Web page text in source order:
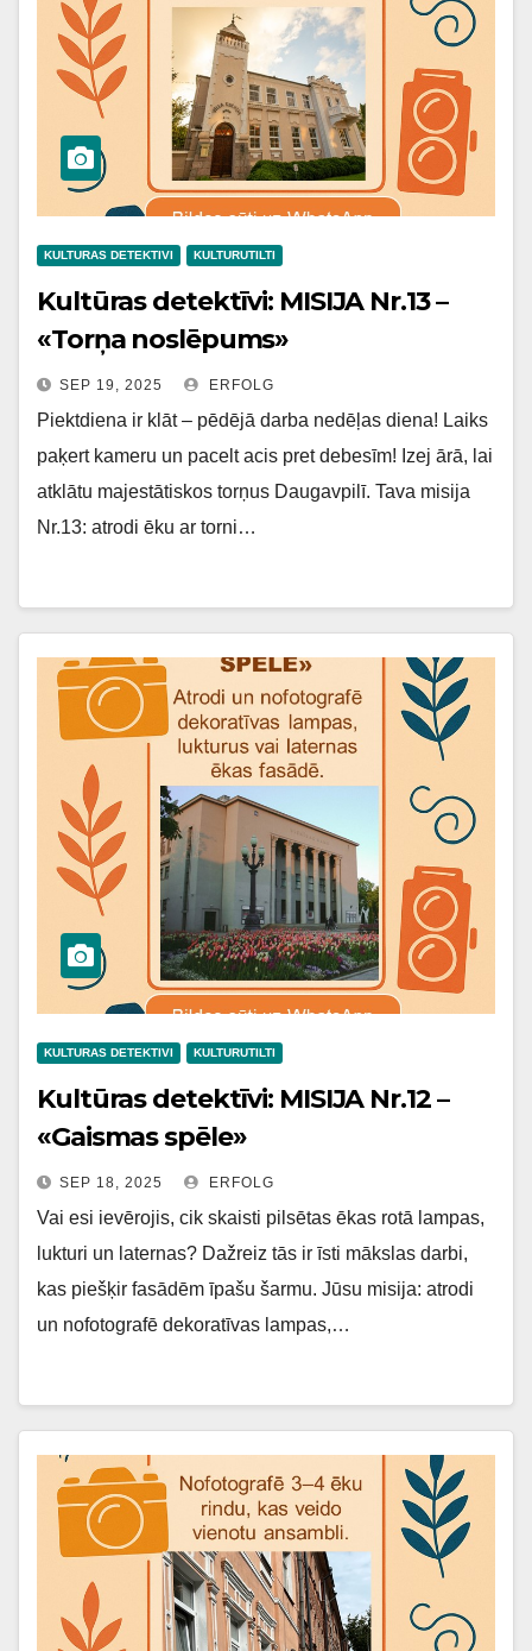
KULTURAS DETEKTIVI KULTURUTILTI
Kultūras detektīvi: MISIJA Nr.13 –
«Torņa noslēpums»
SEP 19, 2025 ERFOLG
Piektdiena ir klāt – pēdējā darba nedēļas diena! Laiks
paķert kameru un pacelt acis pret debesīm! Izej ārā, lai
atklātu majestātiskos torņus Daugavpilī. Tava misija
Nr.13: atrodi ēku ar torni…
KULTURAS DETEKTIVI KULTURUTILTI
Kultūras detektīvi: MISIJA Nr.12 –
«Gaismas spēle»
SEP 18, 2025 ERFOLG
Vai esi ievērojis, cik skaisti pilsētas ēkas rotā lampas,
lukturi un laternas? Dažreiz tās ir īsti mākslas darbi,
kas piešķir fasādēm īpašu šarmu. Jūsu misija: atrodi
un nofotografē dekoratīvas lampas,…